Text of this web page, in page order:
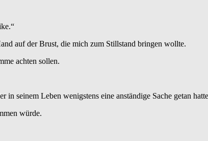
auf der Brust, die mich zum Stillstand bringen wollte.
achten sollen.
in seinem Leben wenigstens eine anständige Sache getan
würde.